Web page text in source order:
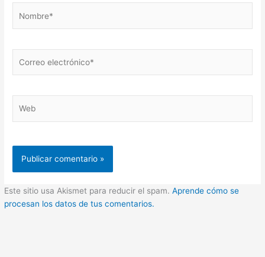
electrónico*
Este sitio usa Akismet para reducir el spam.Aprende cómo se
procesan los datos de tus comentarios.